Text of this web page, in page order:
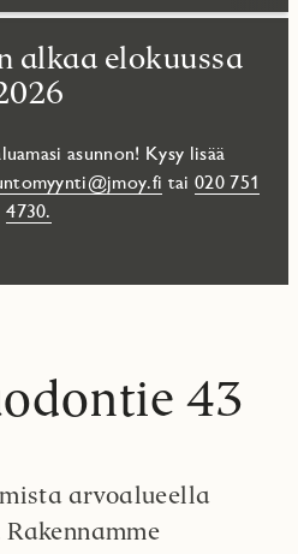
alkaa elokuussa
asunnon! Kysy lisää
tai 020 751
4730.
43
arvoalueella